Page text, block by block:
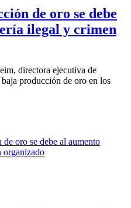
de oro se debe
ilegal y crimen
directora ejecutiva de
producción de oro en los